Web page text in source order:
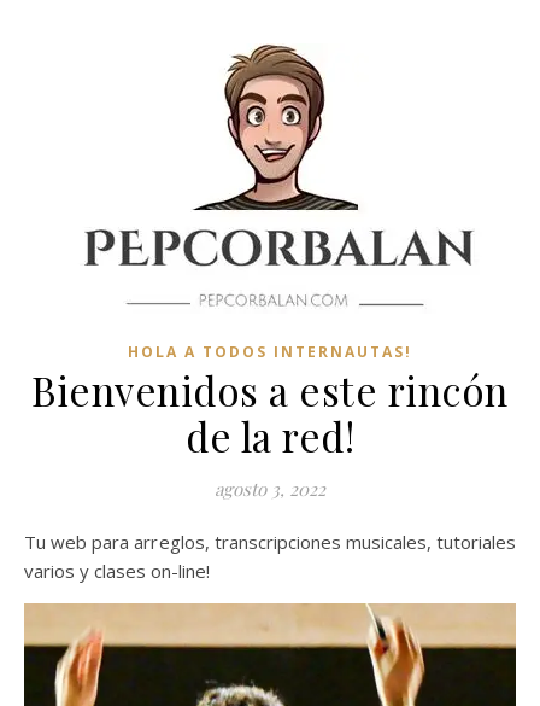
HOLA A TODOS INTERNAUTAS!
Bienvenidos a este rincón
de la red!
agosto 3, 2022
Tu web para arreglos, transcripciones musicales, tutoriales
varios y clases on-line!